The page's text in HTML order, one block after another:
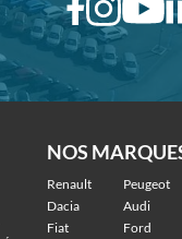
NOS
Renault Peugeot
Dacia
Audi
Fiat
Ford